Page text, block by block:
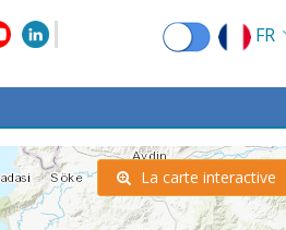
FR
La carte interactive